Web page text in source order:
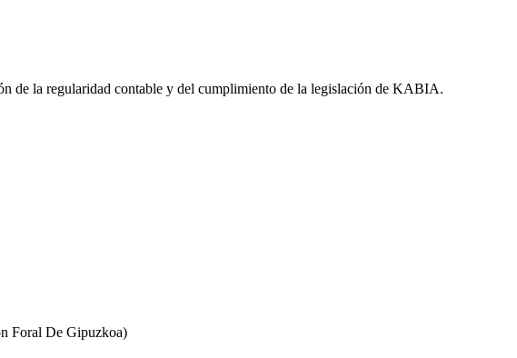
de la regularidad contable y del cumplimiento de la legislación de KABIA.
Foral De Gipuzkoa)